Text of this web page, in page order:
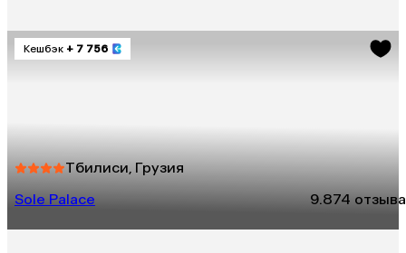
Кешбэк + 7 756
Тбилиси, Грузия
Sole Palace
9.874 отзыва